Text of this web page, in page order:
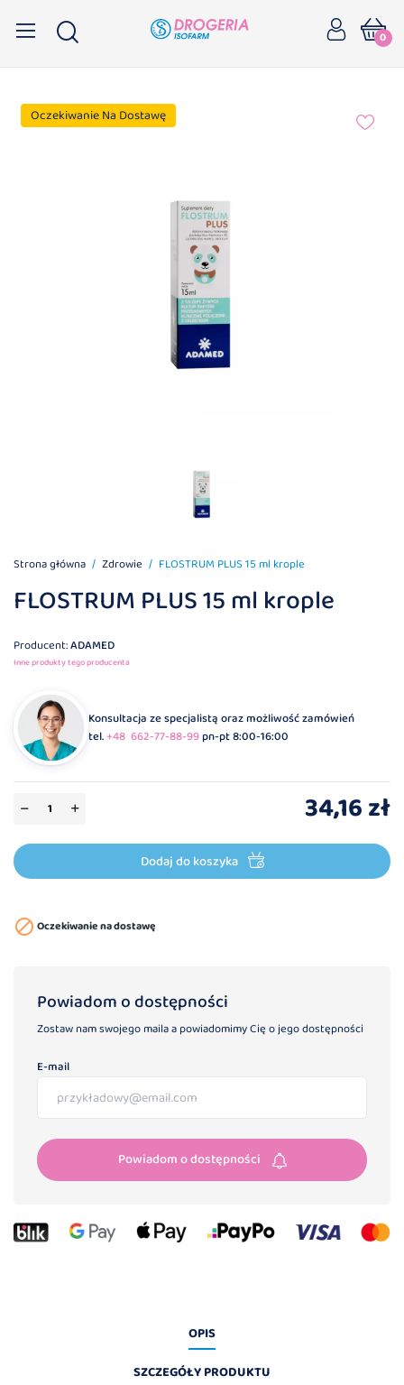
0
Oczekiwanie Na Dostawę
Strona główna Zdrowie FLOSTRUM PLUS 15 ml krople
FLOSTRUM PLUS 15 ml krople
Producent:ADAMED
Inne produkty tego producenta
Konsultacja ze specjalistą oraz możliwość zamówień
tel.+48 662-77-88-99pn-pt 8:00-16:00
34,16 zł
Dodaj do koszyka
 Oczekiwanie na dostawę
Powiadom o dostępności
Zostaw nam swojego maila a powiadomimy Cię o jego dostępności
E-mail
Powiadom o dostępności
OPIS
SZCZEGÓŁY PRODUKTU